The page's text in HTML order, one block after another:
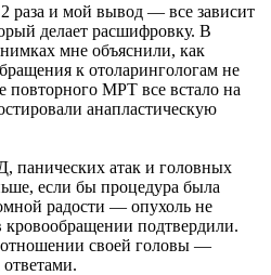
раза и мой вывод — все зависит
делает расшифровку. В
мне объяснили, как
к отоларингологам не
повторного МРТ все встало на
анапластическую
панических атак и головных
если бы процедура была
радости — опухоль не
подтвердили.
отношении своей головы —